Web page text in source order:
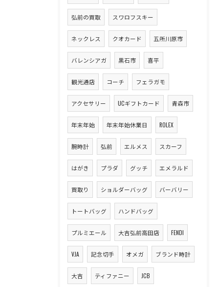
弘前の買取 スワロフスキー
ネックレス クオカード 五所川原市
バレンシアガ 黒石市 喜平
観光通店 コーチ フェラガモ
アクセサリー UCギフトカード 青森市
年末年始 年末年始休業日 ROLEX
腕時計 弘前 エルメス スカーフ
はがき プラダ グッチ エメラルド
買取り ショルダーバッグ バーバリー
トートバッグ ハンドバッグ
プルミエール 大吉弘前高田店 FENDI
VJA 記念切手 オメガ ブランド時計
大吉 ティファニー JCB